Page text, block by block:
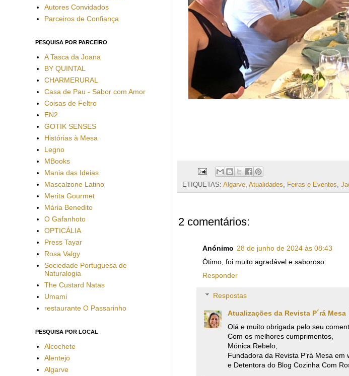
ETIQUETAS: Algarve Atualidades Feiras e Eventos
2 comentários:
Anónimo 28 de junho de 2024 às 08:43
Ótimo, foi muito agradável e saboroso
Responder
Respostas
Atualizações da Revista P´rá Mesa
Olá e muito obrigada pelo seu
Com os melhores cumprimentos,
Mónica Rebelo,
Fundadora da Revista P’rá Mesa em
e Detentora do Blog Cozinha Com
Autores Convidados
Parceiros de Confiança
PESQUISA POR PARCEIRO
A Tasca da Joana
BY QUINTAL
CHARMERURAL
Casa de Pau - Sabor com Amor
Coisas de Feltro
EN2
GOTIK SENSES
Histórias à Mesa
Legno
MBooks
Mania das Ideias
Mascalzone Latino
Merita Gourmet
Mária Benedito
O Gafanhoto
OPTICÁLIA
Press Tayar
Rosa Valgy
Sociedade Portuguesa de
Naturalogia
The Custard Natas
Umami
restaurante O Passarinho
PESQUISA POR LOCAL
Alcochete
Alentejo
Algarve